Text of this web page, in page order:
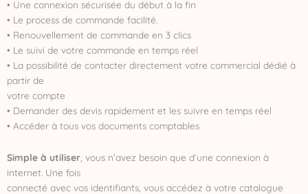
• Une connexion sécurisée du début à la fin
• Le process de commande facilité.
• Renouvellement de commande en 3 clics
• Le suivi de votre commande en temps réel
• La possibilité de contacter directement votre commercial dédié à
partir de
votre compte
• Demander des devis rapidement et les suivre en temps réel
• Accéder à tous vos documents comptables
Simple à utiliser , vous n’avez besoin que d’une connexion à
internet. Une fois
connecté avec vos identifiants, vous accédez à votre catalogue